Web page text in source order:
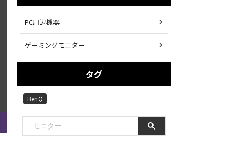
PC周辺機器
ゲーミングモニター
タグ
BenQ